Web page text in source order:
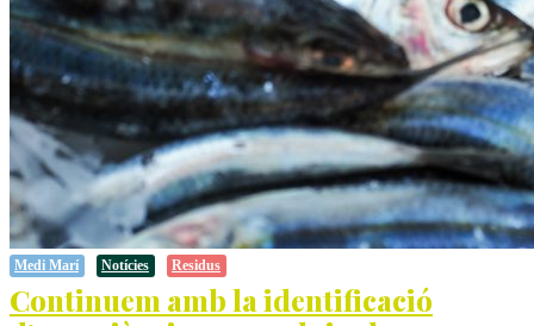
Medi Marí Notícies Residus
Continuem amb la identificació